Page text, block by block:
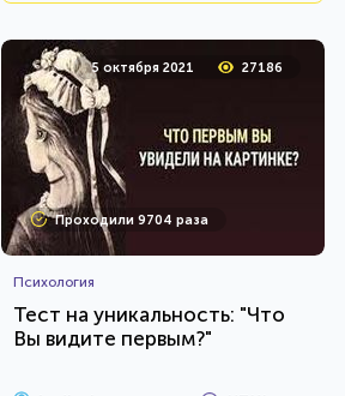
5 октября 2021 27186
Проходили 9704 раза
Психология
Тест на уникальность: "Что
Вы видите первым?"